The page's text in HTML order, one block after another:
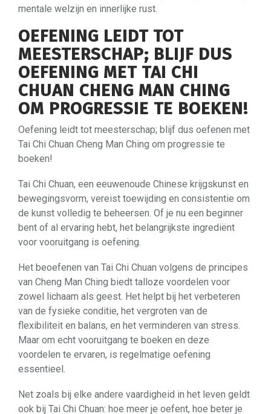
mentale welzijn en innerlijke rust.
OEFENING LEIDT TOT
MEESTERSCHAP; BLIJF DUS
OEFENING MET TAI CHI
CHUAN CHENG MAN CHING
OM PROGRESSIE TE BOEKEN!
Oefening leidt tot meesterschap; blijf dus oefenen met
Tai Chi Chuan Cheng Man Ching om progressie te
boeken!
Tai Chi Chuan, een eeuwenoude Chinese krijgskunst en
bewegingsvorm, vereist toewijding en consistentie om
de kunst volledig te beheersen. Of je nu een beginner
bent of al ervaring hebt, het belangrijkste ingrediënt
voor vooruitgang is oefening.
Het beoefenen van Tai Chi Chuan volgens de principes
van Cheng Man Ching biedt talloze voordelen voor
zowel lichaam als geest. Het helpt bij het verbeteren
van de fysieke conditie, het vergroten van de
flexibiliteit en balans, en het verminderen van stress.
Maar om echt vooruitgang te boeken en deze
voordelen te ervaren, is regelmatige oefening
essentieel.
Net zoals bij elke andere vaardigheid in het leven geldt
ook bij Tai Chi Chuan: hoe meer je oefent, hoe beter je